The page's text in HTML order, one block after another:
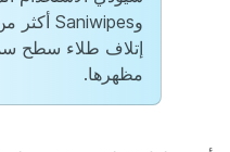
إتلاف طلاء سطح
مظهرها.